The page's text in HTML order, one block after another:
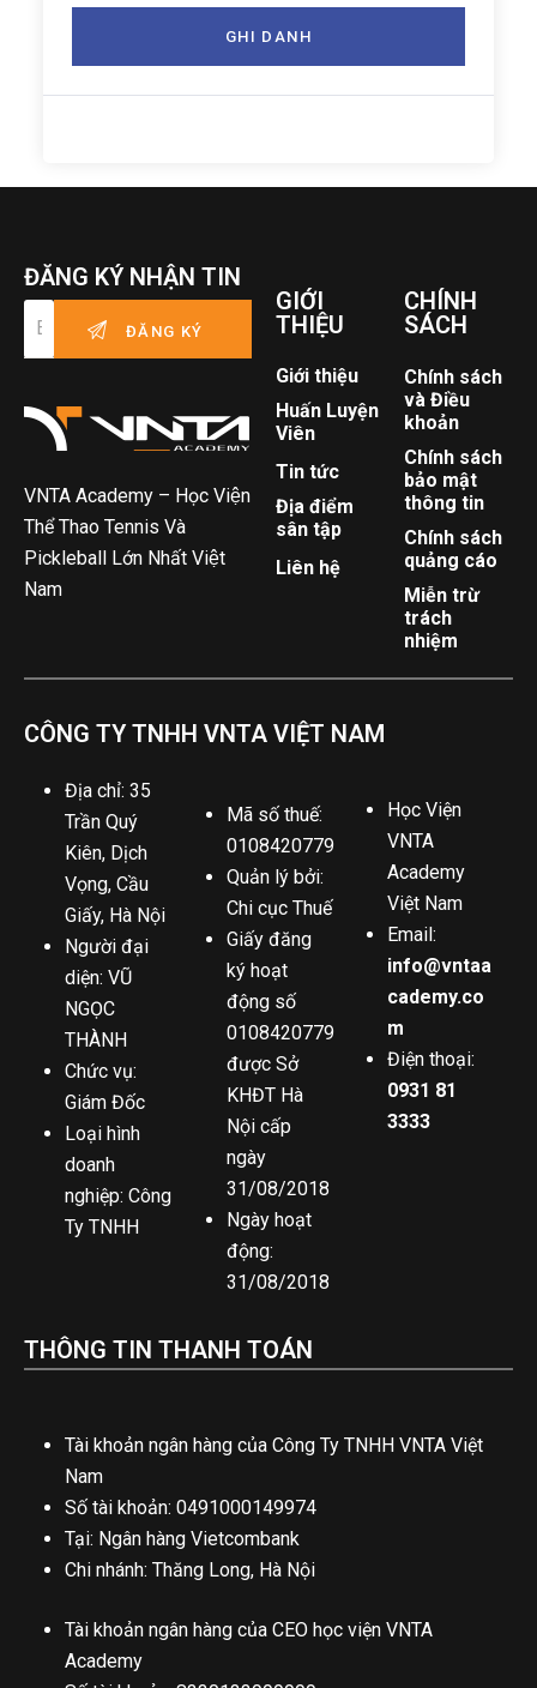
GHI DANH
ĐĂNG KÝ NHẬN TIN
VNTA Academy – Học Viện
Thể Thao Tennis Và
Pickleball Lớn Nhất Việt
Nam
GIỚI
THIỆU
Giới thiệu
Huấn Luyện
Viên
Tin tức
Địa điểm
sân tập
Liên hệ
CHÍNH
SÁCH
Chính sách
và Điều
khoản
Chính sách
bảo mật
thông tin
Chính sách
quảng cáo
Miễn trừ
trách
nhiệm
CÔNG TY TNHH VNTA VIỆT NAM
Địa chỉ: 35
Trần Quý
Kiên, Dịch
Vọng, Cầu
Giấy, Hà Nội
Người đại
diện: VŨ
NGỌC
THÀNH
Chức vụ:
Giám Đốc
Loại hình
doanh
nghiệp: Công
Ty TNHH
Mã số thuế:
0108420779
Quản lý bởi:
Chi cục Thuế
Giấy đăng
ký hoạt
động số
0108420779
được Sở
KHĐT Hà
Nội cấp
ngày
31/08/2018
Ngày hoạt
động:
31/08/2018
Học Viện
VNTA
Academy
Việt Nam
Email:
info@vntaa
cademy.co
m
Điện thoại:
0931 81
3333
THÔNG TIN THANH TOÁN
Tài khoản ngân hàng của Công Ty TNHH VNTA Việt
Nam
Số tài khoản: 0491000149974
Tại: Ngân hàng Vietcombank
Chi nhánh: Thăng Long, Hà Nội
Tài khoản ngân hàng của CEO học viện VNTA
Academy